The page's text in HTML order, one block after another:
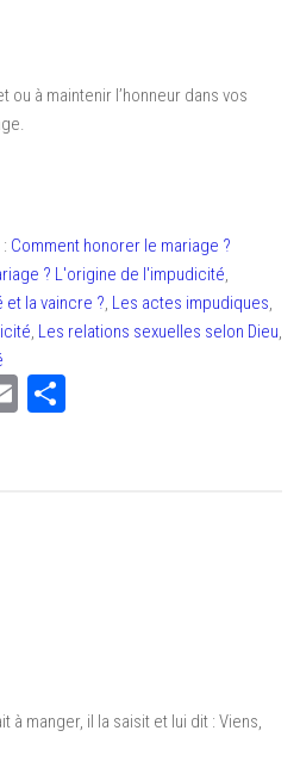
ou à maintenir l’honneur dans vos
Comment honorer le mariage ?
? L'origine de l'impudicité,
la vaincre ?, Les actes impudiques,
, Les relations sexuelles selon Dieu,
Email
à manger, il la saisit et lui dit : Viens,